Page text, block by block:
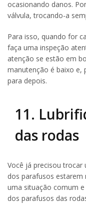
ocasionando danos.
válvula, trocando-a
Para isso, quando for
faça uma inspeção
atenção se estão em
manutenção é baixo e,
para depois.
11.
das rodas
Você já precisou trocar
dos parafusos estarem
uma situação comum
dos parafusos das